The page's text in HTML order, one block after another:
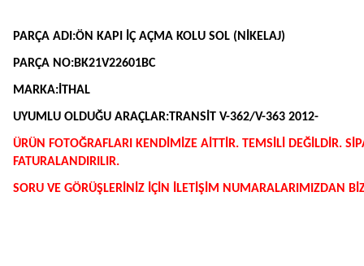
PARÇA ADI:ÖN KAPI İÇ AÇMA KOLU SOL (NİKELAJ)
PARÇA NO:BK21V22601BC
MARKA:İTHAL
UYUMLU OLDUĞU ARAÇLAR:TRANSİT V-362/V-363 2012-
ÜRÜN FOTOĞRAFLARI KENDİMİZE AİTTİR. TEMSİLİ DEĞİLDİR.
FATURALANDIRILIR.
SORU VE GÖRÜŞLERİNİZ İÇİN İLETİŞİM NUMARALARIMIZDAN